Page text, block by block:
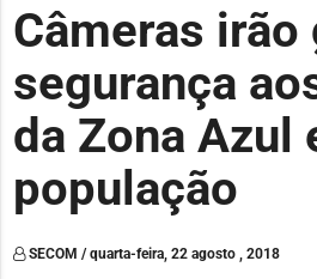
Câmeras
segurança
da Zona Azul
população
SECOM / quarta-feira, 22 agosto , 2018